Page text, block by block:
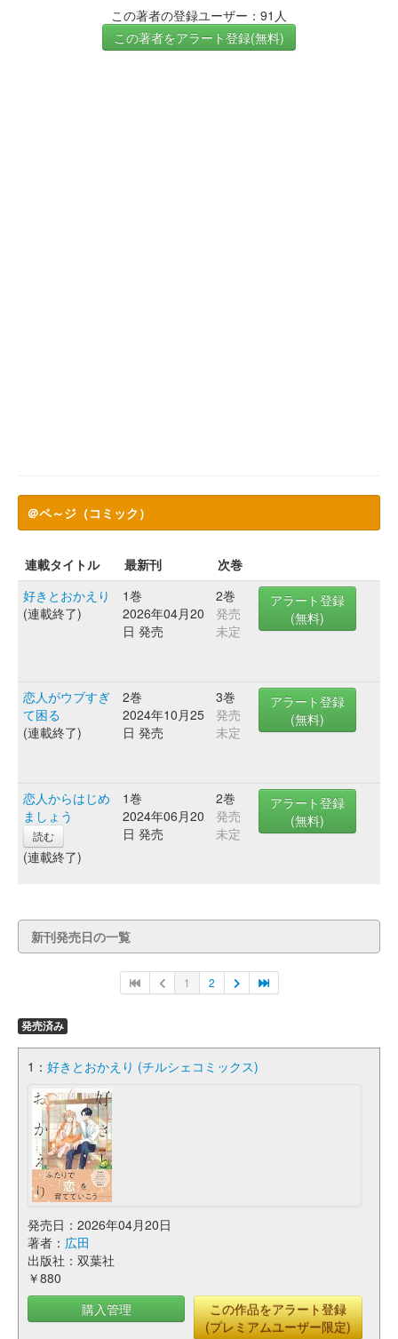
この著者の登録ユーザー：91人
この著者をアラート登録(無料)
＠ペ～ジ（コミック）
連載タイトル 最新刊
次巻
好きとおかえり
(連載終了)
1巻
2026年04月20
日 発売
2巻
発売
未定
アラート登録
(無料)
恋人がウブすぎ
て困る
(連載終了)
2巻
2024年10月25
日 発売
3巻
発売
未定
アラート登録
(無料)
恋人からはじめ
ましょう
読む
(連載終了)
1巻
2024年06月20
日 発売
2巻
発売
未定
アラート登録
(無料)
新刊発売日の一覧
1 2
発売済み
1： 好きとおかえり (チルシェコミックス)
発売日：2026年04月20日
著者： 広田
出版社：双葉社
￥880
購入管理
この作品をアラート登録
(プレミアムユーザー限定)